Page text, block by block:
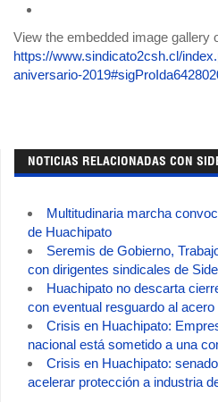
View the embedded image gallery
https://www.sindicato2csh.cl/
aniversario-
NOTICIAS RELACIONADAS CON
Multitudinaria marcha
de Huachipato
Seremis de Gobierno,
con dirigentes sindicales de
Huachipato no descarta
con eventual resguardo al acero
Crisis en Huachipato:
nacional está sometido a una
Crisis en Huachipato:
acelerar protección a industria